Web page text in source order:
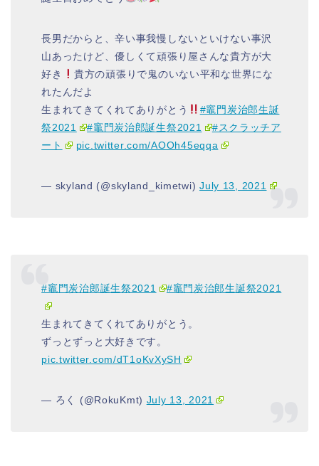
長男だからと、辛い事我慢しないといけない事沢
山あったけど、優しくて頑張り屋さんな貴方が大
好き
貴方の頑張りで鬼のいない平和な世界にな
れたんだよ
生まれてきてくれてありがとう
#竈門炭治郎生誕
祭2021
#竈門炭治郎誕生祭2021
#スクラッチア
ート
pic.twitter.com/AOOh45eqqa
— skyland (@skyland_kimetwi)July 13, 2021
#竈門炭治郎誕生祭2021 #竈門炭治郎生誕祭2021
生まれてきてくれてありがとう。
ずっとずっと大好きです。
pic.twitter.com/dT1oKvXySH
— ろく (@RokuKmt) July 13, 2021